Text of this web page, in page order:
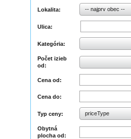
Lokalita: -- najprv obec --
Ulica:
Kategória:
Počet izieb
od:
Cena od:
Cena do:
Typ ceny: priceType
Obytná
plocha od: